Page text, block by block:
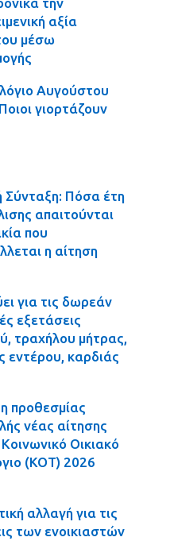
αξία
μέσω
Αυγούστου
γιορτάζουν
Σύνταξη: Πόσα έτη
απαιτούνται
που
η αίτηση
για τις δωρεάν
εξετάσεις
τραχήλου μήτρας,
εντέρου, καρδιάς
προθεσμίας
νέας αίτησης
Οικιακό
(ΚΟΤ) 2026
αλλαγή για τις
των ενοικιαστών